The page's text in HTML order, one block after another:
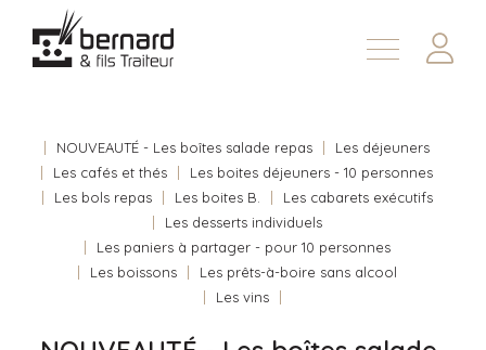
Demander une soumission
À propos
En
NOUVEAUTÉ - Les boîtes salade repas
Les déjeuners
Les cafés et thés
Les boites déjeuners - 10 personnes
Les bols repas
Les boites B.
Les cabarets exécutifs
Les desserts individuels
Les paniers à partager - pour 10 personnes
Les boissons
Les prêts-à-boire sans alcool
Les vins